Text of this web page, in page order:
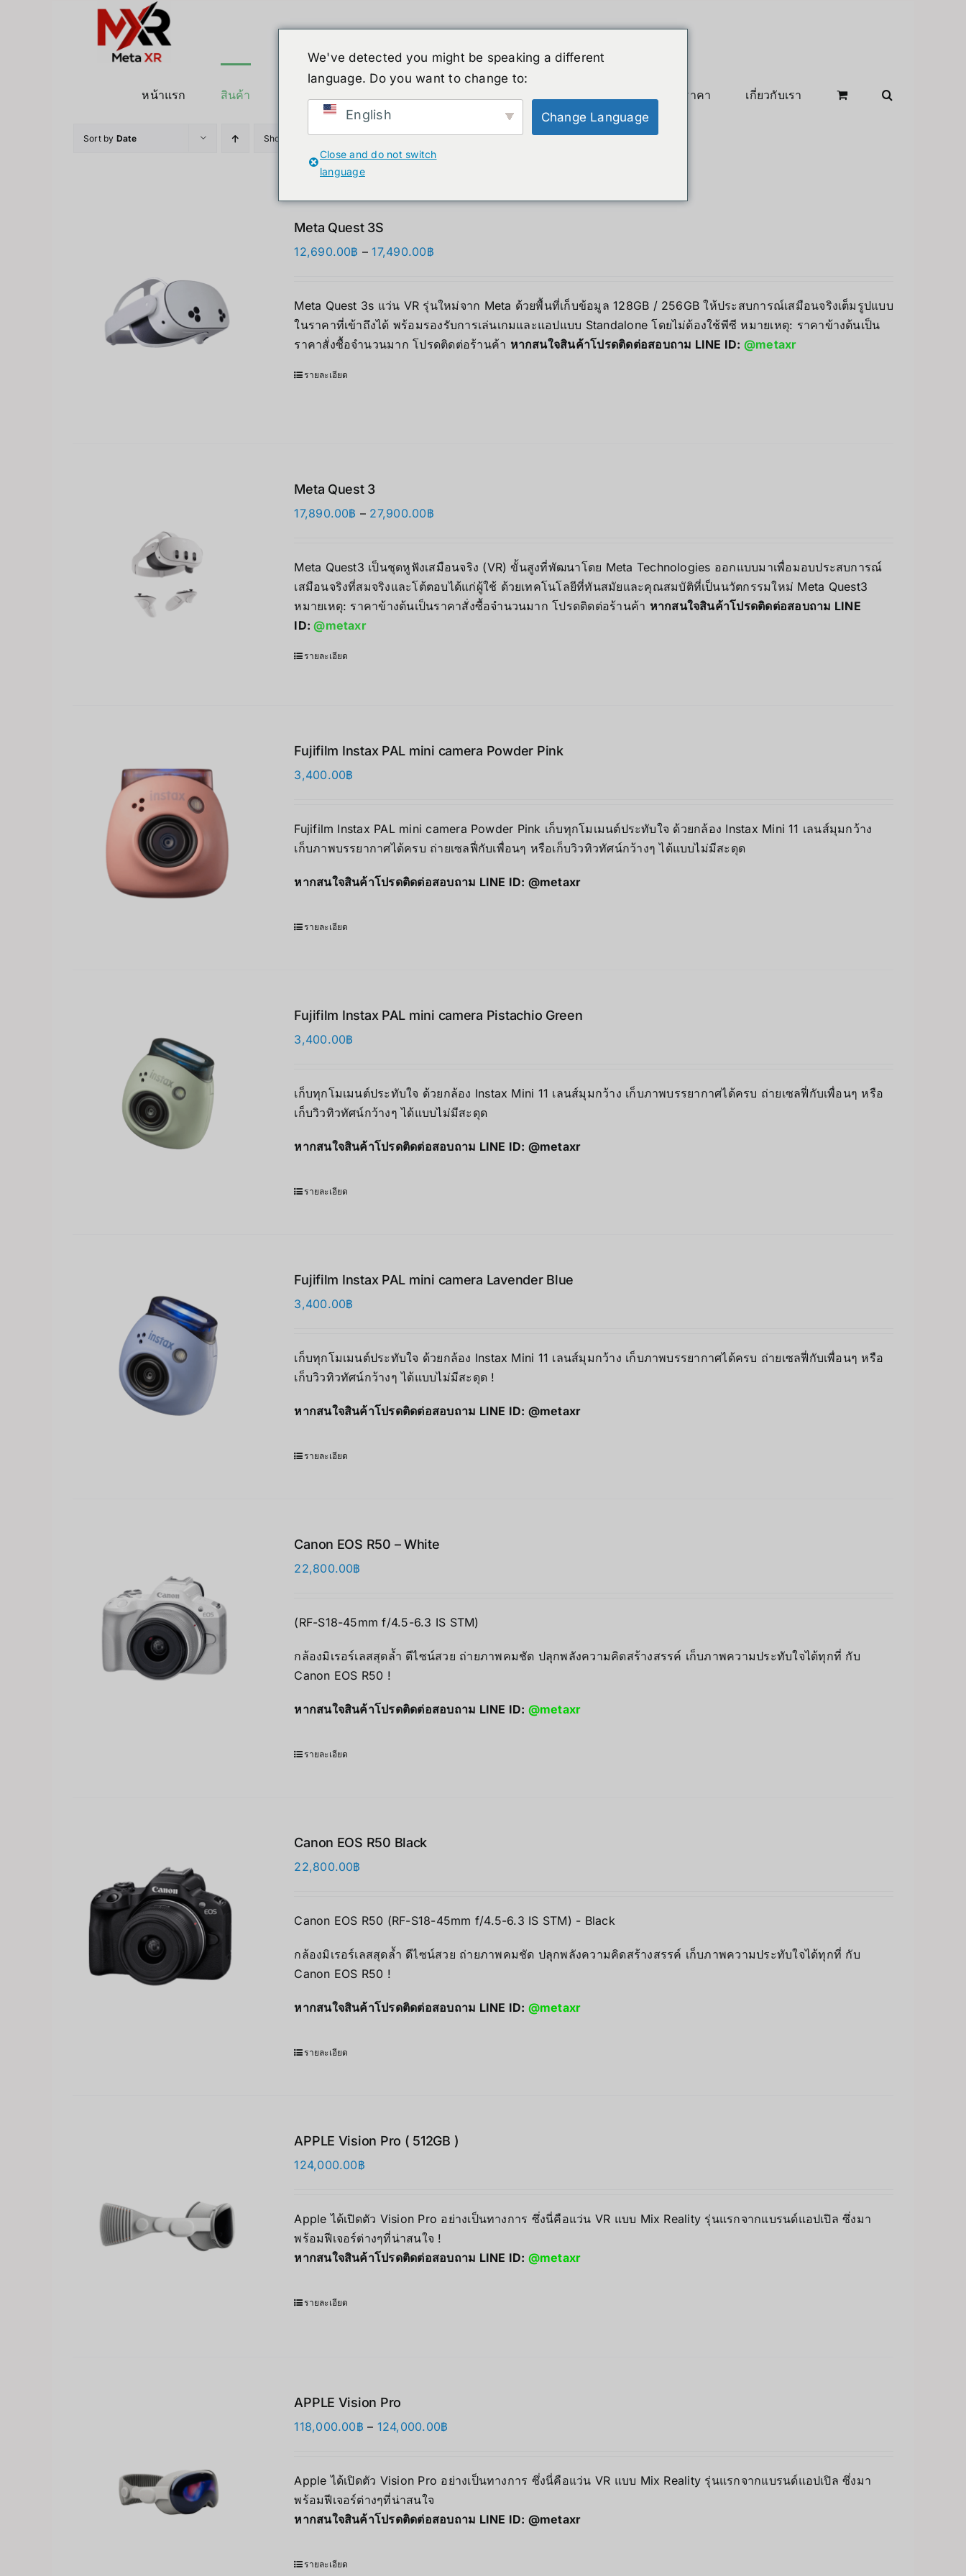
หน้าแรก
สินค้า สินค้าลดราคา เกี่ยวกับเรา
Sort by Date Show 12 Products
Meta Quest 3S
12,690.00฿ – 17,490.00฿Price
through
17,490.00฿
Meta Quest 3s แว่น VR รุ่นใหม่จาก Meta ด้วยพื้นที่เก็บข้อมูล 128GB / 256GB ให้ประสบการณ์เสมือนจริงเต็มรูปแบบ
ในราคาที่เข้าถึงได้ พร้อมรองรับการเล่นเกมและแอปแบบ Standalone โดยไม่ต้องใช้พีซี หมายเหตุ: ราคาข้างต้นเป็น
ราคาสั่งซื้อจำนวนมาก โปรดติดต่อร้านค้า หากสนใจสินค้าโปรดติดต่อสอบถาม LINE ID: @metaxr
รายละเอียด
Meta Quest 3
17,890.00฿ – 27,900.00฿Price
through
27,900.00฿
Meta Quest3 เป็นชุดหูฟังเสมือนจริง (VR) ขั้นสูงที่พัฒนาโดย Meta Technologies ออกแบบมาเพื่อมอบประสบการณ์
เสมือนจริงที่สมจริงและโต้ตอบได้แก่ผู้ใช้ ด้วยเทคโนโลยีที่ทันสมัยและคุณสมบัติที่เป็นนวัตกรรมใหม่ Meta Quest3
หมายเหตุ: ราคาข้างต้นเป็นราคาสั่งซื้อจำนวนมาก โปรดติดต่อร้านค้า หากสนใจสินค้าโปรดติดต่อสอบถาม LINE
ID:@metaxr
รายละเอียด
Fujifilm Instax PAL mini camera Powder Pink
3,400.00฿
Fujifilm Instax PAL mini camera Powder Pink เก็บทุกโมเมนต์ประทับใจ ด้วยกล้อง Instax Mini 11 เลนส์มุมกว้าง
เก็บภาพบรรยากาศได้ครบ ถ่ายเซลฟี่กับเพื่อนๆ หรือเก็บวิวทิวทัศน์กว้างๆ ได้แบบไม่มีสะดุด
หากสนใจสินค้าโปรดติดต่อสอบถาม LINE ID: @metaxr
รายละเอียด
Fujifilm Instax PAL mini camera Pistachio Green
3,400.00฿
เก็บทุกโมเมนต์ประทับใจ ด้วยกล้อง Instax Mini 11 เลนส์มุมกว้าง เก็บภาพบรรยากาศได้ครบ ถ่ายเซลฟี่กับเพื่อนๆ หรือ
เก็บวิวทิวทัศน์กว้างๆ ได้แบบไม่มีสะดุด
หากสนใจสินค้าโปรดติดต่อสอบถาม LINE ID: @metaxr
รายละเอียด
Fujifilm Instax PAL mini camera Lavender Blue
3,400.00฿
เก็บทุกโมเมนต์ประทับใจ ด้วยกล้อง Instax Mini 11 เลนส์มุมกว้าง เก็บภาพบรรยากาศได้ครบ ถ่ายเซลฟี่กับเพื่อนๆ หรือ
เก็บวิวทิวทัศน์กว้างๆ ได้แบบไม่มีสะดุด !
หากสนใจสินค้าโปรดติดต่อสอบถาม LINE ID: @metaxr
รายละเอียด
Canon EOS R50 – White
22,800.00฿
(RF-S18-45mm f/4.5-6.3 IS STM)
กล้องมิเรอร์เลสสุดล้ำ ดีไซน์สวย ถ่ายภาพคมชัด ปลุกพลังความคิดสร้างสรรค์ เก็บภาพความประทับใจได้ทุกที่ กับ
Canon EOS R50 !
หากสนใจสินค้าโปรดติดต่อสอบถาม LINE ID: @metaxr
รายละเอียด
Canon EOS R50 Black
22,800.00฿
Canon EOS R50 (RF-S18-45mm f/4.5-6.3 IS STM) - Black
กล้องมิเรอร์เลสสุดล้ำ ดีไซน์สวย ถ่ายภาพคมชัด ปลุกพลังความคิดสร้างสรรค์ เก็บภาพความประทับใจได้ทุกที่ กับ
Canon EOS R50 !
หากสนใจสินค้าโปรดติดต่อสอบถาม LINE ID: @metaxr
รายละเอียด
APPLE Vision Pro ( 512GB )
124,000.00฿
Apple ได้เปิดตัว Vision Pro อย่างเป็นทางการ ซึ่งนี่คือแว่น VR แบบ Mix Reality รุ่นแรกจากแบรนด์แอปเปิล ซึ่งมา
พร้อมฟีเจอร์ต่างๆที่น่าสนใจ !
หากสนใจสินค้าโปรดติดต่อสอบถาม LINE ID: @metaxr
รายละเอียด
APPLE Vision Pro
118,000.00฿ – 124,000.00฿
through
Apple ได้เปิดตัว Vision Pro อย่างเป็นทางการ ซึ่งนี่คือแว่น VR แบบ Mix Reality รุ่นแรกจากแบรนด์แอปเปิล ซึ่งมา
พร้อมฟีเจอร์ต่างๆที่น่าสนใจ
หากสนใจสินค้าโปรดติดต่อสอบถาม LINE ID: @metaxr
รายละเอียด
We've detected you might be speaking a different
language. Do you want to change to:
English Change Language
Close and do not switch
language